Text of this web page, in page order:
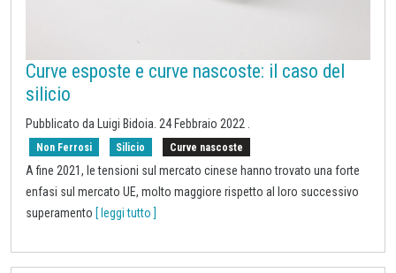
Curve esposte e curve nascoste: il caso del
silicio
Pubblicato da Luigi Bidoia. 24 Febbraio 2022 .
Non Ferrosi Silicio Curve nascoste
A fine 2021, le tensioni sul mercato cinese hanno trovato una forte
enfasi sul mercato UE, molto maggiore rispetto al loro successivo
superamento [ leggi tutto ]